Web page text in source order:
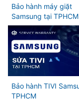
Bảo hành máy giặt
Samsung tại TPHCM
Bảo hành TIVI Samsung tại
TPHCM